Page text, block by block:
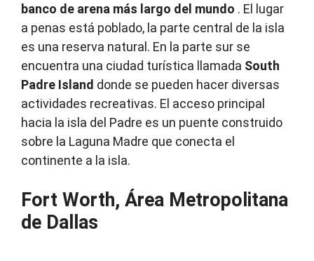
banco de arena más largo del mundo . El lugar
a penas está poblado, la parte central de la isla
es una reserva natural. En la parte sur se
encuentra una ciudad turística llamada South
Padre Island donde se pueden hacer diversas
actividades recreativas. El acceso principal
hacia la isla del Padre es un puente construido
sobre la Laguna Madre que conecta el
continente a la isla.
Fort Worth, Área Metropolitana
de Dallas